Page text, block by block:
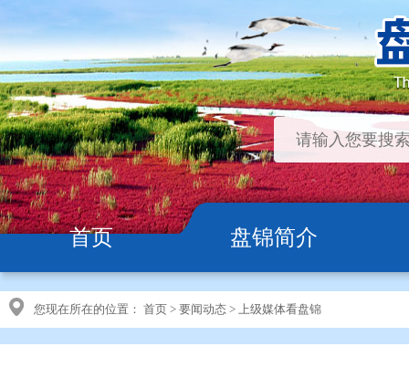
首页 盘锦简介
您现在所在的位置： 首页 > 要闻动态 > 上级媒体看盘锦